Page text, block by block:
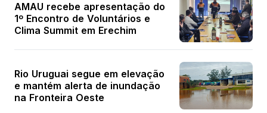
AMAU recebe apresentação do
1º Encontro de Voluntários e
Clima Summit em Erechim
Rio Uruguai segue em elevação
e mantém alerta de inundação
na Fronteira Oeste